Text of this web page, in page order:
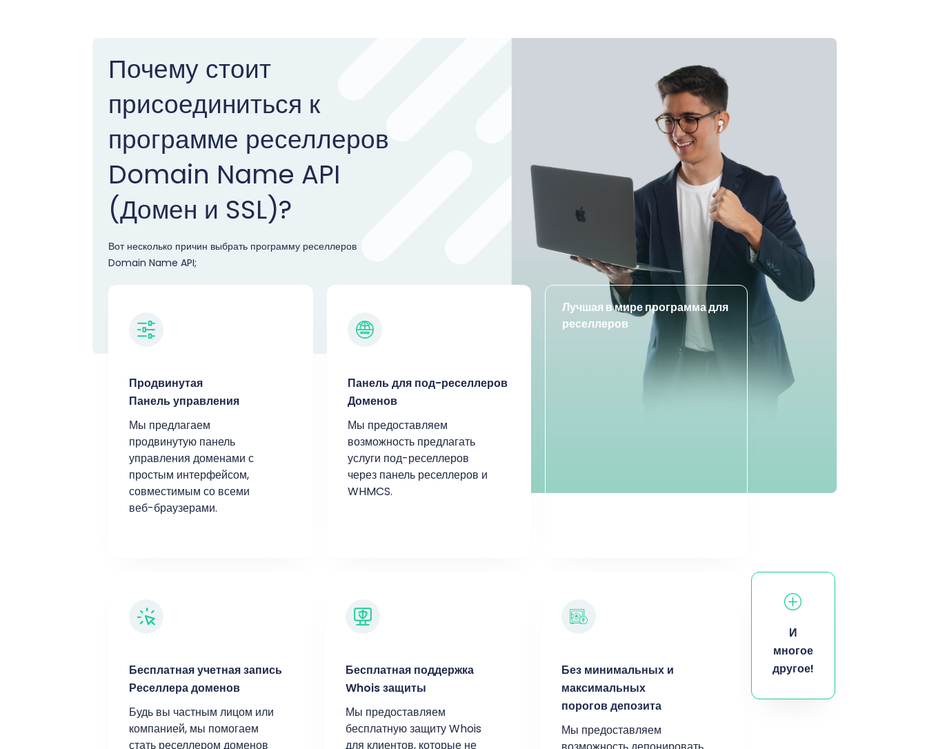
Почему стоит
присоединиться к
программе реселлеров
Domain Name API
(Домен и SSL)?
Вот несколько причин выбрать программу реселлеров
Domain Name API;
Продвинутая
Панель управления
Мы предлагаем
продвинутую панель
управления доменами с
простым интерфейсом,
совместимым со всеми
веб-браузерами.
Панель для под-реселлеров
Доменов
Мы предоставляем
возможность предлагать
услуги под-реселлеров
через панель реселлеров и
WHMCS.
Лучшая в мире программа для
реселлеров
Бесплатная учетная запись
Реселлера доменов
Будь вы частным лицом или
компанией, мы помогаем
стать реселлером доменов
Бесплатная поддержка
Whois защиты
Мы предоставляем
бесплатную защиту Whois
для клиентов, которые не
Без минимальных и
максимальных
порогов депозита
Мы предоставляем
И
многое
другое!